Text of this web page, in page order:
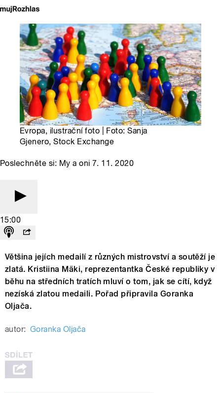
Evropa, ilustrační foto | Foto: Sanja
Gjenero, Stock Exchange
Poslechněte si: My a oni 7. 11. 2020
15:00
Většina jejích medailí z různých mistrovství a soutěží je
zlatá. Kristiina Mäki, reprezentantka České republiky v
běhu na středních tratích mluví o tom, jak se cítí, když
nezíská zlatou medaili. Pořad připravila Goranka
Oljača.
autor: Goranka Oljača